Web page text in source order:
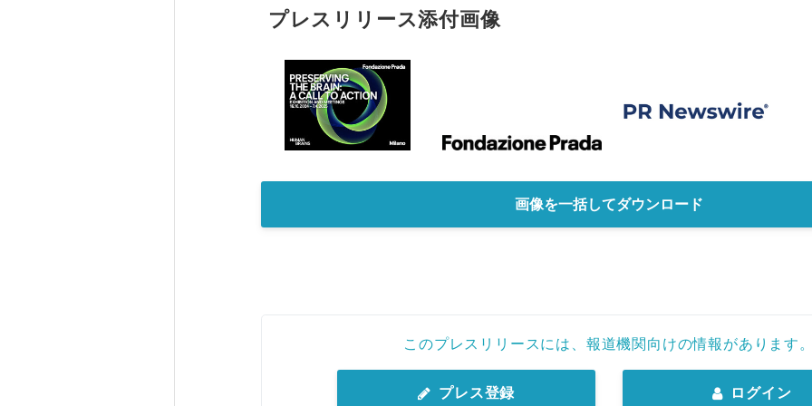
プレスリリース添付画像
画像を一括してダウンロード
このプレスリリースには、報道機関向けの情報があります
プレス登録 ログイン